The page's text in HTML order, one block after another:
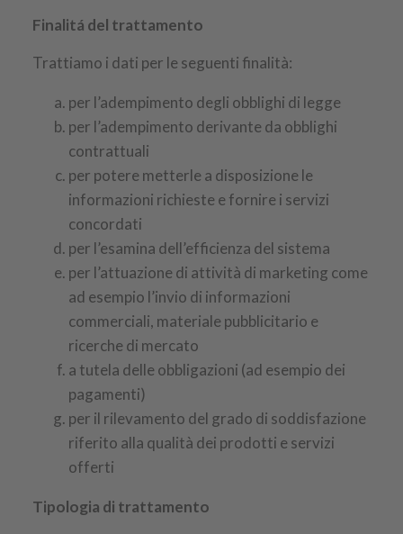
Finalitá del trattamento
Trattiamo i dati per le seguenti finalità:
per l’adempimento degli obblighi di legge
per l’adempimento derivante da obblighi
contrattuali
per potere metterle a disposizione le
informazioni richieste e fornire i servizi
concordati
per l’esamina dell’efficienza del sistema
per l’attuazione di attività di marketing come
ad esempio l’invio di informazioni
commerciali, materiale pubblicitario e
ricerche di mercato
a tutela delle obbligazioni (ad esempio dei
pagamenti)
per il rilevamento del grado di soddisfazione
riferito alla qualità dei prodotti e servizi
offerti
Tipologia di trattamento